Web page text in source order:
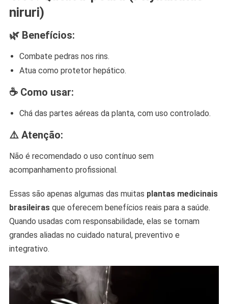
niruri)
🌿 Benefícios:
Combate pedras nos rins.
Atua como protetor hepático.
☕ Como usar:
Chá das partes aéreas da planta, com uso controlado.
⚠️ Atenção:
Não é recomendado o uso contínuo sem
acompanhamento profissional.
Essas são apenas algumas das muitas plantas medicinais
brasileirasque oferecem benefícios reais para a saúde.
Quando usadas com responsabilidade, elas se tornam
grandes aliadas no cuidado natural, preventivo e
integrativo.